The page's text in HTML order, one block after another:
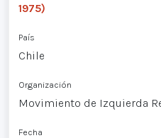
1975)
País
Chile
Organización
Movimiento de Izquierda
Fecha